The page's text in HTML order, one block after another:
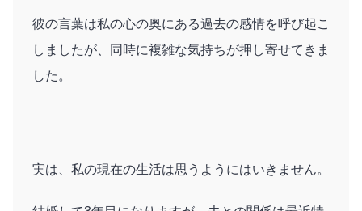
彼の言葉は私の心の奥にある過去の感情を呼び起こ
しましたが、同時に複雑な気持ちが押し寄せてきま
した。
実は、私の現在の生活は思うようにはいきません。